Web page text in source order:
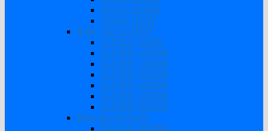
SAKO 6200W
SAKO 11KW
Biến Tần SUOER
SUOER 500W
SUOER 1000W
SUOER 1500W
SUOER 2000W
SUOER 3000W
SUOER 3200W
SUOER 5000W
Biến tần EASUN
EASUN 3000W